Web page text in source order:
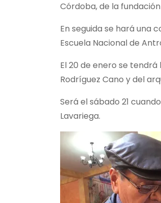
Córdoba, de la
En seguida se hará una
Escuela Nacional de
El 20 de enero se
Rodríguez Cano y del
Será el sábado 21
Lavariega.